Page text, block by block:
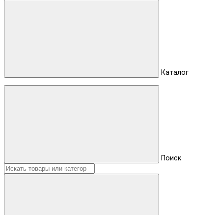
Каталог
Поиск